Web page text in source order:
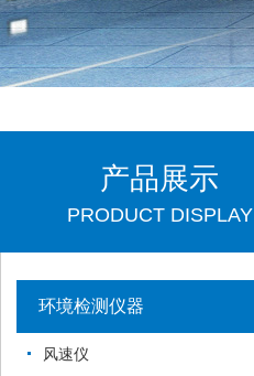
产品展示
PRODUCT DISPLAY
环境检测仪器
风速仪